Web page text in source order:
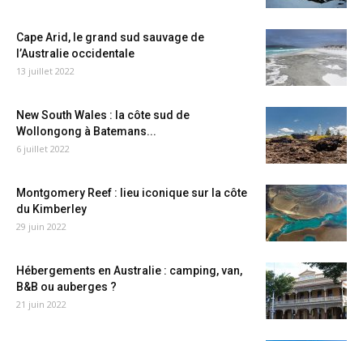
Cape Arid, le grand sud sauvage de
l’Australie occidentale
13 juillet 2022
New South Wales : la côte sud de
Wollongong à Batemans...
6 juillet 2022
Montgomery Reef : lieu iconique sur la côte
du Kimberley
29 juin 2022
Hébergements en Australie : camping, van,
B&B ou auberges ?
21 juin 2022